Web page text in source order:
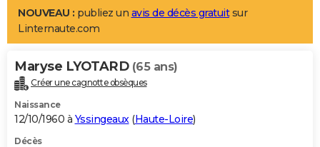
LIFESTYLE
Art de vivre
Bien-être
Loisirs
Mode
Modes de vie
Alimentation
Guide de la santé
Maladies
Médicaments
Sommeil
VOYAGE
Destinations
City break
Voyage nature
Voyage de noces
Forum
Climat
+PHOTO
GUIDES D'ACHAT
NOUVEAU : publiez un avis de décès gratuitsur
Linternaute.com
Maryse LYOTARD (65 ans)
Créer une cagnotte obsèques
Naissance
12/10/1960 à Yssingeaux(Haute-Loire)
Décès